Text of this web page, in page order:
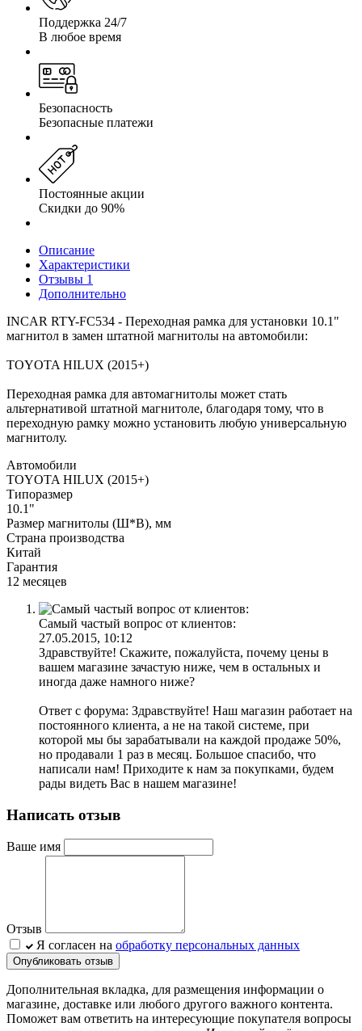
Поддержка 24/7
В любое время
Безопасность
Безопасные платежи
Постоянные акции
Скидки до 90%
Описание
Характеристики
Отзывы 1
Дополнительно
INCAR RTY-FC534 - Переходная рамка для установки 10.1"
магнитол в замен штатной магнитолы на автомобили:
TOYOTA HILUX (2015+)
Переходная рамка для автомагнитолы может стать
альтернативой штатной магнитоле, благодаря тому, что в
переходную рамку можно установить любую универсальную
магнитолу.
Автомобили
TOYOTA HILUX (2015+)
Типоразмер
10.1"
Размер магнитолы (Ш*В), мм
Страна производства
Китай
Гарантия
12 месяцев
Самый частый вопрос от клиентов:
27.05.2015, 10:12
Здравствуйте! Скажите, пожалуйста, почему цены в
вашем магазине зачастую ниже, чем в остальных и
иногда даже намного ниже?
Ответ с форума: Здравствуйте! Наш магазин работает на
постоянного клиента, а не на такой системе, при
которой мы бы зарабатывали на каждой продаже 50%,
но продавали 1 раз в месяц. Большое спасибо, что
написали нам! Приходите к нам за покупками, будем
рады видеть Вас в нашем магазине!
Написать отзыв
Ваше имя
Отзыв
Я согласен на обработку персональных данных
Опубликовать отзыв
Дополнительная вкладка, для размещения информации о
магазине, доставке или любого другого важного контента.
Поможет вам ответить на интересующие покупателя вопросы